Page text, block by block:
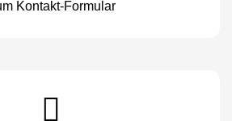
Kontakt-Formular